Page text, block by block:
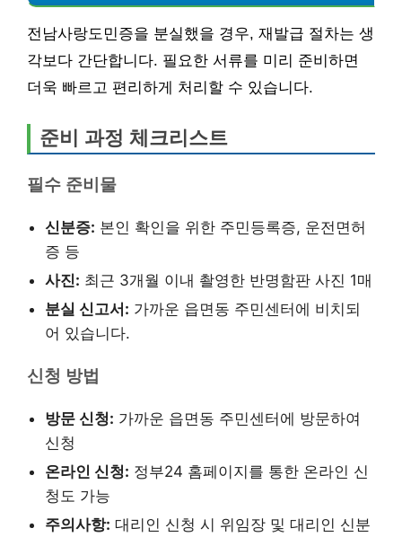
전남사랑도민증을 분실했을 경우, 재발급 절차는 생
각보다 간단합니다. 필요한 서류를 미리 준비하면
더욱 빠르고 편리하게 처리할 수 있습니다.
준비 과정 체크리스트
필수 준비물
신분증: 본인 확인을 위한 주민등록증, 운전면허
증 등
사진: 최근 3개월 이내 촬영한 반명함판 사진 1매
분실 신고서: 가까운 읍면동 주민센터에 비치되
어 있습니다.
신청 방법
방문 신청: 가까운 읍면동 주민센터에 방문하여
신청
온라인 신청: 정부24 홈페이지를 통한 온라인 신
청도 가능
주의사항: 대리인 신청 시 위임장 및 대리인 신분